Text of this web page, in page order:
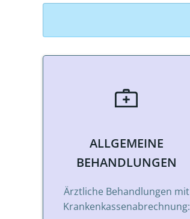
ALLGEMEINE
BEHANDLUNGEN
Ärztliche Behandlungen mit
Krankenkassenabrechnung: